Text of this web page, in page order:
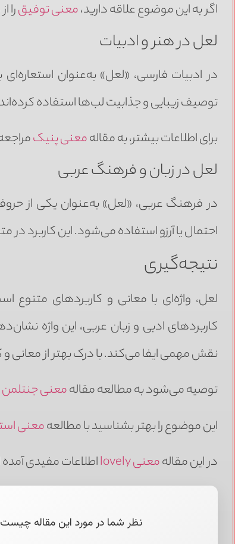
اگر به این موضوع علاقه دارید،معنی توفیقرا
لعل در هنر و ادبیات
در ادبیات فارسی، «لعل» به‌عنوان
توصیف زیبایی و جذابیت لب‌ها استفاده
برای اطلاعات بیشتر، به مقالهمعنی پنیک
لعل در زبان و فرهنگ عربی
در فرهنگ عربی، «لعل» به‌عنوان یکی از
احتمال یا آرزو استفاده می‌شود. این کاربرد
نتیجه‌گیری
لعل، واژه‌ای با معانی و کاربردهای
کاربردهای ادبی و زبان عربی، این واژه
نقش مهمی ایفا می‌کند. با درک بهتر از معانی و
توصیه می‌شود به مطالعه مقالهمعنی جنتلمن
این موضوع را بهتر بشناسید با مطالعهمعنی
در این مقالهمعنی lovely اطلاعات مفیدی
نظر شما در مورد این مقاله